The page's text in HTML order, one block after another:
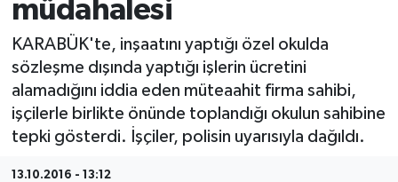
müdahalesi
KARABÜK'te, inşaatını yaptığı özel okulda
sözleşme dışında yaptığı işlerin ücretini
alamadığını iddia eden müteaahit firma sahibi,
işçilerle birlikte önünde toplandığı okulun sahibine
tepki gösterdi. İşçiler, polisin uyarısıyla dağıldı.
13.10.2016 - 13:12
Medya
Sağlık
Sinema
Sivil Toplum